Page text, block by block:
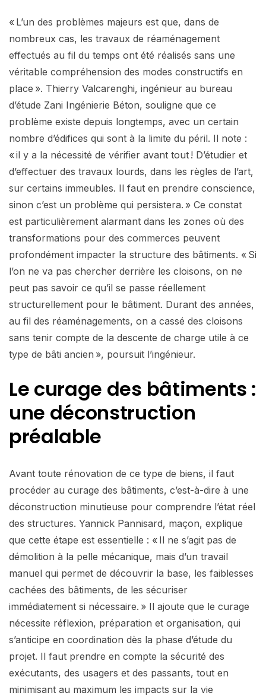
« L’un des problèmes majeurs est que, dans de
nombreux cas, les travaux de réaménagement
effectués au fil du temps ont été réalisés sans une
véritable compréhension des modes constructifs en
place ». Thierry Valcarenghi, ingénieur au bureau
d’étude Zani Ingénierie Béton, souligne que ce
problème existe depuis longtemps, avec un certain
nombre d’édifices qui sont à la limite du péril. Il note :
« il y a la nécessité de vérifier avant tout ! D’étudier et
d’effectuer des travaux lourds, dans les règles de l’art,
sur certains immeubles. Il faut en prendre conscience,
sinon c’est un problème qui persistera. » Ce constat
est particulièrement alarmant dans les zones où des
transformations pour des commerces peuvent
profondément impacter la structure des bâtiments. « Si
l’on ne va pas chercher derrière les cloisons, on ne
peut pas savoir ce qu’il se passe réellement
structurellement pour le bâtiment. Durant des années,
au fil des réaménagements, on a cassé des cloisons
sans tenir compte de la descente de charge utile à ce
type de bâti ancien », poursuit l’ingénieur.
Le curage des bâtiments :
une déconstruction
préalable
Avant toute rénovation de ce type de biens, il faut
procéder au curage des bâtiments, c’est-à-dire à une
déconstruction minutieuse pour comprendre l’état réel
des structures. Yannick Pannisard, maçon, explique
que cette étape est essentielle : « Il ne s’agit pas de
démolition à la pelle mécanique, mais d’un travail
manuel qui permet de découvrir la base, les faiblesses
cachées des bâtiments, de les sécuriser
immédiatement si nécessaire. » Il ajoute que le curage
nécessite réflexion, préparation et organisation, qui
s’anticipe en coordination dès la phase d’étude du
projet. Il faut prendre en compte la sécurité des
exécutants, des usagers et des passants, tout en
minimisant au maximum les impacts sur la vie